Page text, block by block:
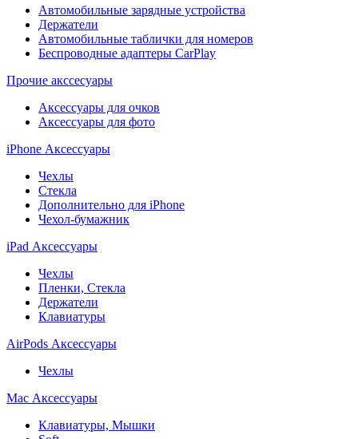
Автомобильные зарядные устройства
Держатели
Автомобильные таблички для номеров
Беспроводные адаптеры CarPlay
Прочие акссесуары
Аксессуары для очков
Аксессуары для фото
iPhone Аксессуары
Чехлы
Стекла
Дополнительно для iPhone
Чехол-бумажник
iPad Аксессуары
Чехлы
Пленки, Стекла
Держатели
Клавиатуры
AirPods Аксессуары
Чехлы
Mac Аксессуары
Клавиатуры, Мышки